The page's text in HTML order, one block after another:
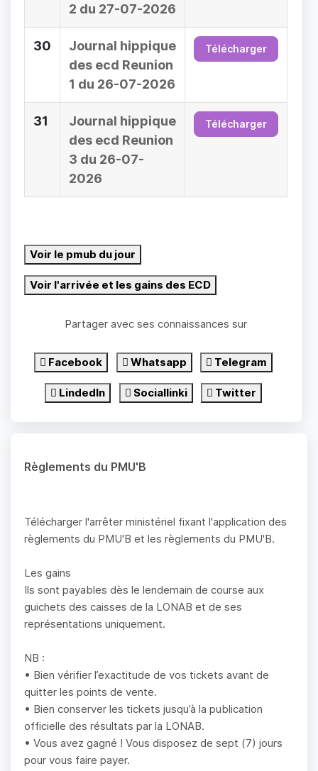
2 du 27-07-2026
30
Journal hippique
des ecd Reunion
1 du 26-07-2026
Télécharger
31
Journal hippique
des ecd Reunion
3 du 26-07-
2026
Télécharger
Voir le pmub du jour
Voir l'arrivée et les gains des ECD
Partager avec ses connaissances sur
Facebook Whatsapp Telegram
LindedIn Sociallinki Twitter
Règlements du PMU'B
Télécharger l'arrêter ministériel fixant l'application des
règlements du PMU'B et les règlements du PMU'B.
Les gains
Ils sont payables dès le lendemain de course aux
guichets des caisses de la LONAB et de ses
représentations uniquement.
NB :
• Bien vérifier l’exactitude de vos tickets avant de
quitter les points de vente.
• Bien conserver les tickets jusqu’à la publication
officielle des résultats par la LONAB.
• Vous avez gagné ! Vous disposez de sept (7) jours
pour vous faire payer.